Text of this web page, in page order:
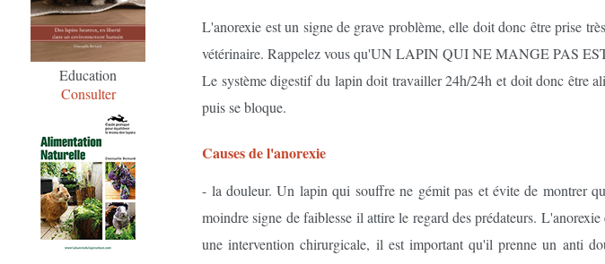
Education
Consulter
L'anorexie est un signe de grave problème, elle doit donc être prise
vétérinaire. Rappelez vous qu'UN LAPIN QUI NE MANGE PAS
Le système digestif du lapin doit travailler 24h/24h et doit donc être
puis se bloque.
Causes de l'anorexie
- la douleur. Un lapin qui souffre ne gémit pas et évite de montrer
moindre signe de faiblesse il attire le regard des prédateurs.
une intervention chirurgicale, il est important qu'il prenne un anti